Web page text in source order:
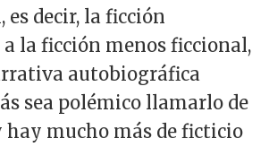
es decir, la ficción
la ficción menos ficcional,
autobiográfica
sea polémico llamarlo de
hay mucho más de ficticio